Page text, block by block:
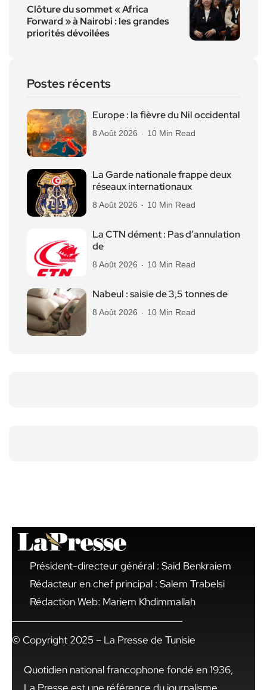
Clôture du sommet « Africa
Forward » à Nairobi : les grandes
priorités dévoilées
Postes récents
Europe : la fièvre du Nil occidental
8 Août 2026 10 Min Read
La Garde nationale frappe deux
réseaux internationaux
8 Août 2026 10 Min Read
La CTN dément : Pas d’annulation
de
8 Août 2026 10 Min Read
Nabeul : saisie de 3,5 tonnes de
8 Août 2026 10 Min Read
Président-directeur général : Said Benkraiem
Rédacteur en chef principal : Salem Trabelsi
Rédaction Web: Mariem Khdimmallah
© Copyright 2025 – La Presse de Tunisie
Quotidien national francophone fondé en 1936,